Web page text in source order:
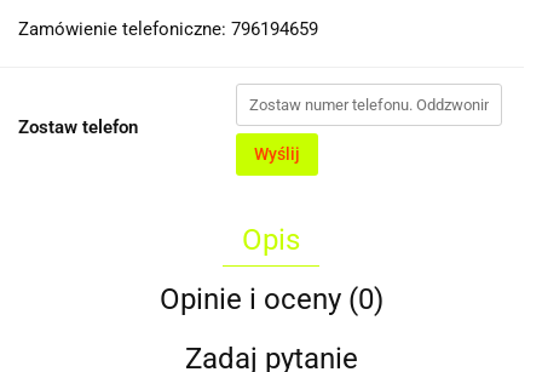
Zamówienie telefoniczne: 796194659
Zostaw telefon
Wyślij
Opis
Opinie i oceny (0)
Zadaj pytanie